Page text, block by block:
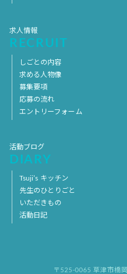
求人情報
RECRUIT
しごとの内容
求める人物像
募集要項
応募の流れ
エントリーフォーム
活動ブログ
DIARY
Tsuji’s キッチン
先生のひとりごと
いただきもの
活動日記
〒525-0065 草津市橋